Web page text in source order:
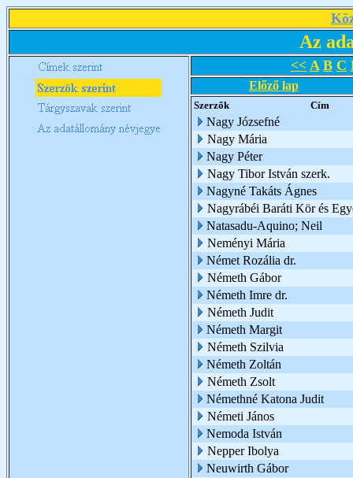
Az
<< A B C
Előző lap
Szerzők Cím
Nagy Józsefné
Nagy Mária
Nagy Péter
Nagy Tibor István szerk.
Nagyné Takáts Ágnes
Nagyrábéi Baráti Kör és
Natasadu-Aquino; Neil
Neményi Mária
Német Rozália dr.
Németh Gábor
Németh Imre dr.
Németh Judit
Németh Margit
Németh Szilvia
Németh Zoltán
Németh Zsolt
Némethné Katona Judit
Németi János
Nemoda István
Nepper Ibolya
Neuwirth Gábor